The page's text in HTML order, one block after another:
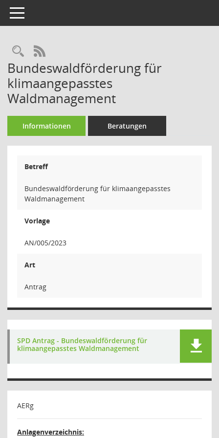
Toggle navigation
Rechercheauswahl
RSS-Feed
Bundeswaldförderung für
klimaangepasstes
Waldmanagement
Informationen Beratungen
Betreff
Bundeswaldförderung für klimaangepasstes
Waldmanagement
Vorlage
AN/005/2023
Art
Antrag
SPD Antrag - Bundeswaldförderung für
klimaangepasstes Waldmanagement
AERg
Anlagenverzeichnis: